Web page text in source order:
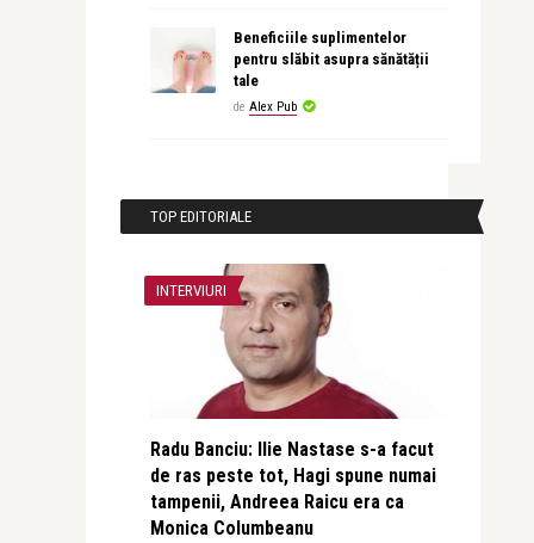
Beneficiile suplimentelor
pentru slăbit asupra sănătății
tale
de Alex Pub
TOP EDITORIALE
INTERVIURI
Radu Banciu: Ilie Nastase s-a facut
de ras peste tot, Hagi spune numai
tampenii, Andreea Raicu era ca
Monica Columbeanu